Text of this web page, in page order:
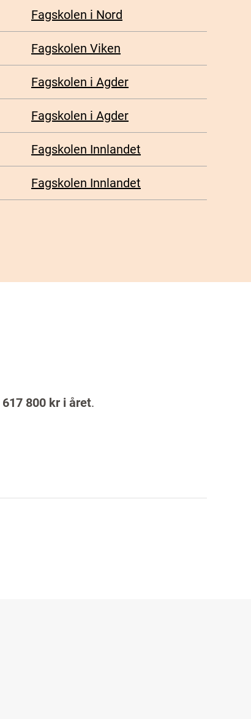
Fagskolen i Nord
Fagskolen Viken
Fagskolen i Agder
Fagskolen i Agder
Fagskolen Innlandet
Fagskolen Innlandet
617 800 kr i året.